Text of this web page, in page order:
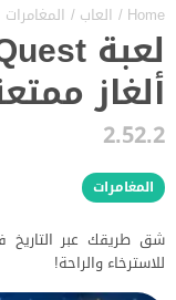
Home
/ العاب / المغامرات
ألغاز
2.52.2
المغامرات
شق طريقك عبر التاريخ
للاسترخاء والراحة!